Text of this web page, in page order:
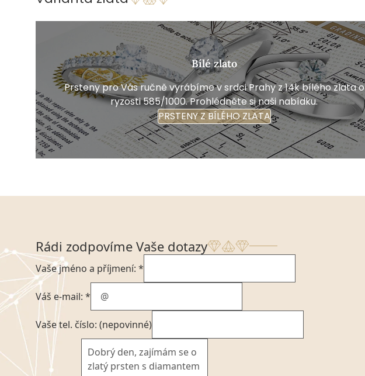
Bílé zlato
Prsteny pro Vás ručně vyrábíme v srdci Prahy z 14k bílého zlata o
ryzosti 585/1000. Prohlédněte si naši nabídku.
PRSTENY Z BÍLÉHO ZLATA
Rádi zodpovíme Vaše dotazy
Vaše jméno a příjmení: *
Váš e-mail: *
Vaše tel. číslo: (nepovinné)